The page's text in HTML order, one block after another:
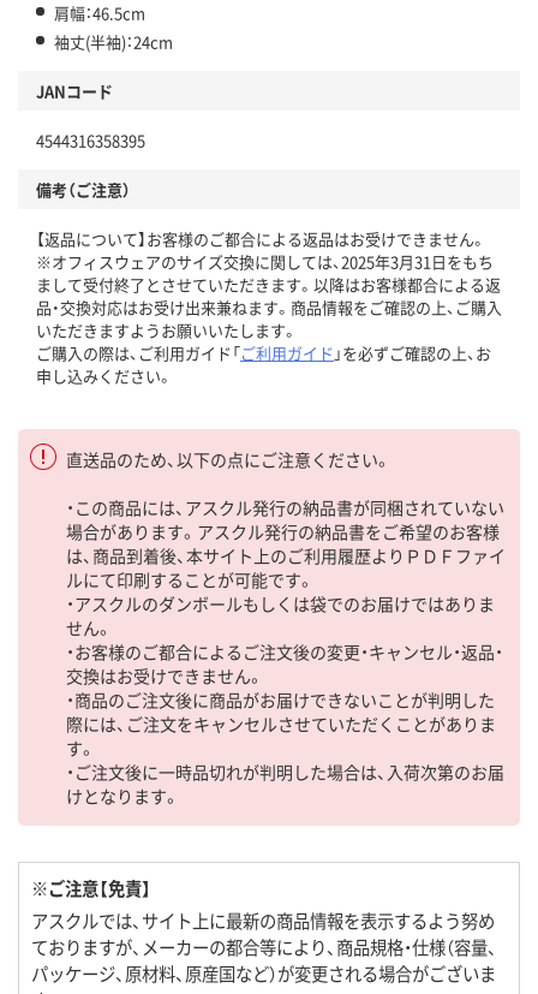
肩幅：46.5cm
袖丈(半袖)：24cm
JANコード
4544316358395
備考（ご注意）
【返品について】お客様のご都合による返品はお受けできません。
※オフィスウェアのサイズ交換に関しては、2025年3月31日をもち
まして受付終了とさせていただきます。以降はお客様都合による返
品・交換対応はお受け出来兼ねます。商品情報をご確認の上、ご購入
いただきますようお願いいたします。
ご購入の際は、ご利用ガイド「ご利用ガイド 」を必ずご確認の上、お
申し込みください。
直送品のため、以下の点にご注意ください。
・この商品には、アスクル発行の納品書が同梱されていない
場合があります。アスクル発行の納品書をご希望のお客様
は、商品到着後、本サイト上のご利用履歴よりＰＤＦファイ
ルにて印刷することが可能です。
・アスクルのダンボールもしくは袋でのお届けではありま
せん。
・お客様のご都合によるご注文後の変更・キャンセル・返品・
交換はお受けできません。
・商品のご注文後に商品がお届けできないことが判明した
際には、ご注文をキャンセルさせていただくことがありま
す。
・ご注文後に一時品切れが判明した場合は、入荷次第のお届
けとなります。
※ご注意【免責】
アスクルでは、サイト上に最新の商品情報を表示するよう努め
ておりますが、メーカーの都合等により、商品規格・仕様（容量、
パッケージ、原材料、原産国など）が変更される場合がございま